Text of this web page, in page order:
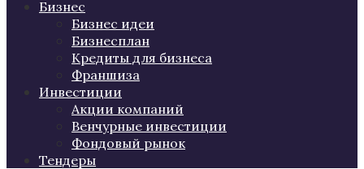
Бизнес
Бизнес идеи
Бизнесплан
Кредиты для бизнеса
Франшиза
Инвестиции
Акции компаний
Венчурные инвестиции
Фондовый рынок
Тендеры